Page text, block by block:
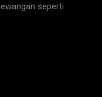
seperti